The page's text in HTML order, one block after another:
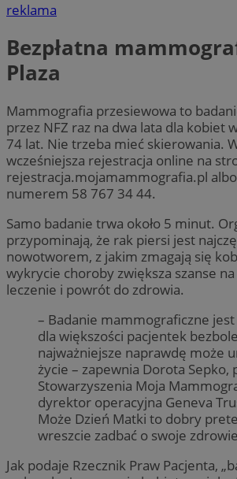
reklama
Bezpłatna
Plaza
Mammografia przesiewowa to
przez NFZ raz na dwa lata dla kobiet
74 lat. Nie trzeba mieć skierowania.
wcześniejsza rejestracja online na
rejestracja.mojamammografia.pl
numerem 58 767 34 44.
Samo badanie trwa około 5 minut.
przypominają, że rak piersi jest
nowotworem, z jakim zmagają się
wykrycie choroby zwiększa szanse
leczenie i powrót do zdrowia.
– Badanie mammograficzne
dla większości pacjentek
najważniejsze naprawdę może
życie – zapewnia Dorota Sepko,
Stowarzyszenia Moja
dyrektor operacyjna Geneva
Może Dzień Matki to dobry
wreszcie zadbać o swoje
Jak podaje Rzecznik Praw Pacjenta,